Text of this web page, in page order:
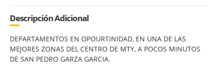
Descripción Adicional
DEPARTAMENTOS EN OPOURTINIDAD, EN UNA DE LAS
MEJORES ZONAS DEL CENTRO DE MTY, A POCOS MINUTOS
DE SAN PEDRO GARZA GARCIA.